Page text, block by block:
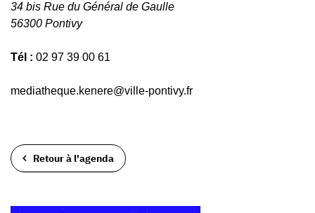
34 bis Rue du Général de Gaulle
56300 Pontivy
Tél : 02 97 39 00 61
mediatheque.kenere@ville-pontivy.fr
Retour à l'agenda